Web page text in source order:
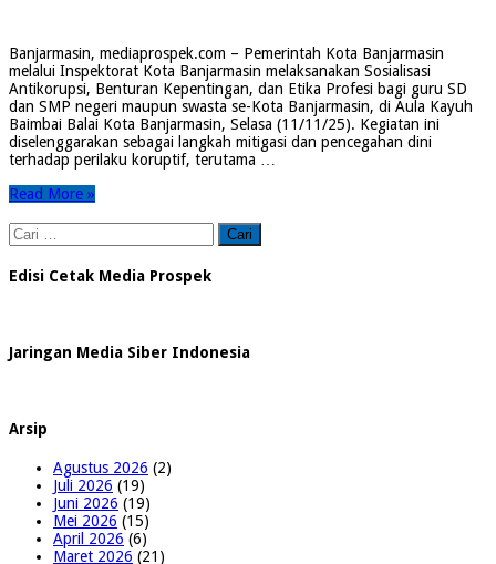
Banjarmasin, mediaprospek.com – Pemerintah Kota Banjarmasin
melalui Inspektorat Kota Banjarmasin melaksanakan Sosialisasi
Antikorupsi, Benturan Kepentingan, dan Etika Profesi bagi guru SD
dan SMP negeri maupun swasta se-Kota Banjarmasin, di Aula Kayuh
Baimbai Balai Kota Banjarmasin, Selasa (11/11/25). Kegiatan ini
diselenggarakan sebagai langkah mitigasi dan pencegahan dini
terhadap perilaku koruptif, terutama …
Read More »
Cari
untuk:
Edisi Cetak Media Prospek
Jaringan Media Siber Indonesia
Arsip
Agustus 2026 (2)
Juli 2026 (19)
Juni 2026 (19)
Mei 2026 (15)
April 2026 (6)
Maret 2026 (21)